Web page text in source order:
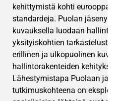
kehittymistä kohti
standardeja. Puolan
kuvauksella luodaan
yksityiskohtien tarkastelusta
erillinen ja ulkopuolinen
hallintorakenteiden
Lähestymistapa Puolaan ja
tutkimuskohteena on